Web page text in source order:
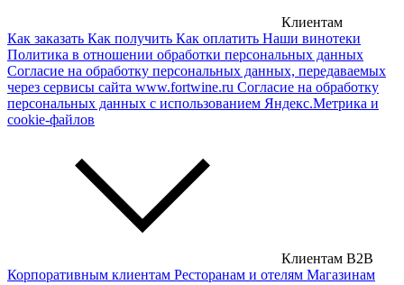
Сирийские вина
Клиентам
Как заказать Как получить Как оплатить Наши винотеки
Политика в отношении обработки персональных данных
Согласие на обработку персональных данных, передаваемых
через сервисы сайта www.fortwine.ru Согласие на обработку
персональных данных с использованием Яндекс.Метрика и
cookie-файлов
Клиентам B2B
Корпоративным клиентам Ресторанам и отелям Магазинам